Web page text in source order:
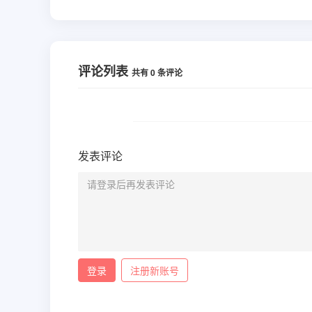
评论列表 共有0条评论
发表评论
登录 注册新账号